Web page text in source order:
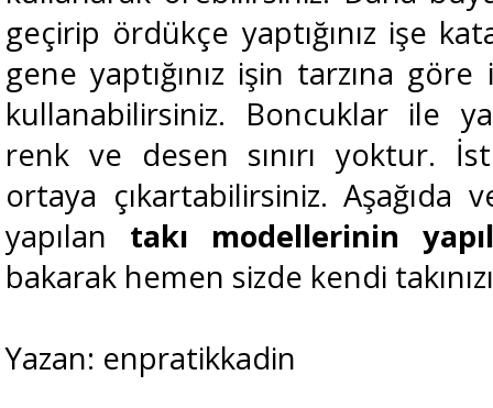
geçirip ördükçe yaptığınız işe
gene yaptığınız işin tarzına
kullanabilirsiniz. Boncuklar ile
renk ve desen sınırı yoktur.
ortaya çıkartabilirsiniz. Aşağıda
yapılan takı modellerinin
bakarak hemen sizde kendi
Yazan: enpratikkadin